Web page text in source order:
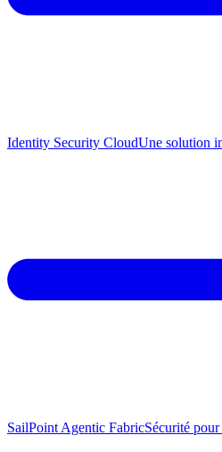
Identity Security CloudUne solution
SailPoint Agentic FabricSécurité